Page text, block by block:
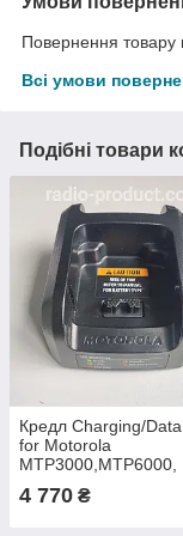
Повернення товару
Всі умови
Подібні товари
Кредл Charging/
for Motorola
MTP3000,MTP6000,
MXP600, etc
4 770 ₴